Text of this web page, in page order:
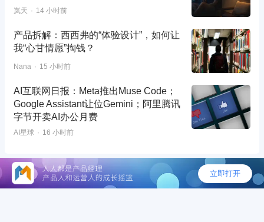
岚天 14 小时前
产品拆解：西西弗的“体验设计”，如何让
我“心甘情愿”掏钱？
Nana 15 小时前
AI互联网日报：Meta推出Muse Code；
Google Assistant让位Gemini；阿里腾讯
字节开卖AI办公月费
AI星球 16 小时前
©2026 - 人人都是产品经理